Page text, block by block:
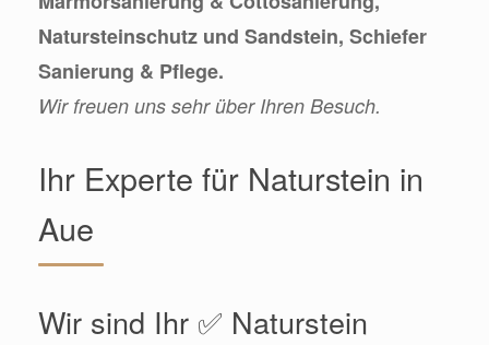
Natursteinschutz und Sandstein, Schiefer
Sanierung & Pflege.
Wir freuen uns sehr über Ihren Besuch.
Ihr Experte für Naturstein in
Aue
Wir sind Ihr ✅ Naturstein